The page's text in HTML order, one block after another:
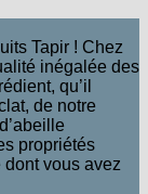
Tapir ! Chez
inégalée des
qu’il
de notre
propriétés
vous avez